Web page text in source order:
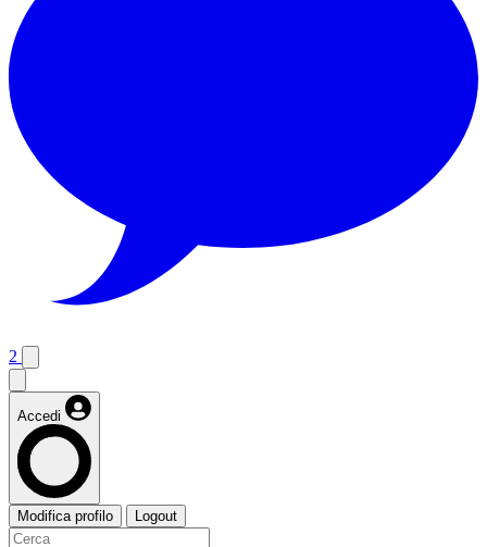
2
Accedi
Modifica profilo Logout